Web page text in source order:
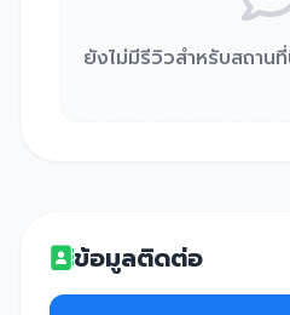
ยังไม่มีรีวิวสำหรับสถาน
ข้อมูลติดต่อ